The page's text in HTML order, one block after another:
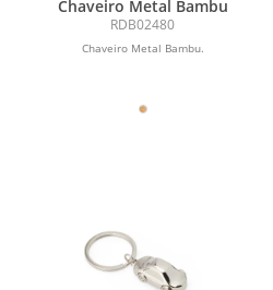
Chaveiro Metal Bambu
RDB02480
Chaveiro Metal Bambu.